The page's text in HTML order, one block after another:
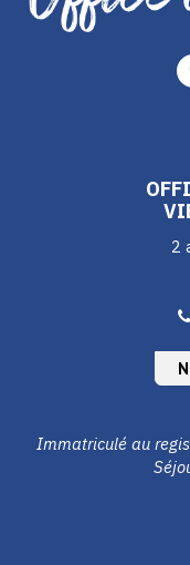
2
Immatriculé au